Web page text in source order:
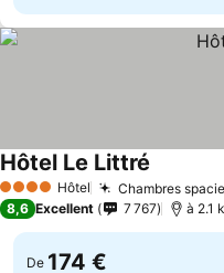
4 Étoiles Hôtel Chambres
Hôtel Le Littré
8,6 Excellent 7 767 à 2.1
De 174 €